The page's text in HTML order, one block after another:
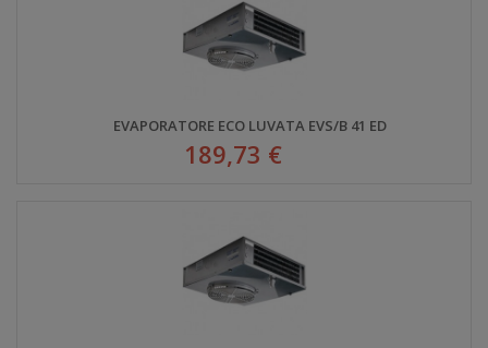
EVAPORATORE ECO LUVATA EVS/B 41 ED
189,73 €